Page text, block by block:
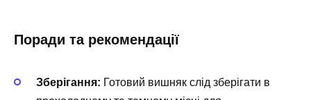
Поради та рекомендації
Зберігання: Готовий вишняк слід зберігати в